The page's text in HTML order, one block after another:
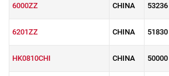
6000ZZ CHINA 53236
6201ZZ CHINA 51830
HK0810CHI CHINA 50000